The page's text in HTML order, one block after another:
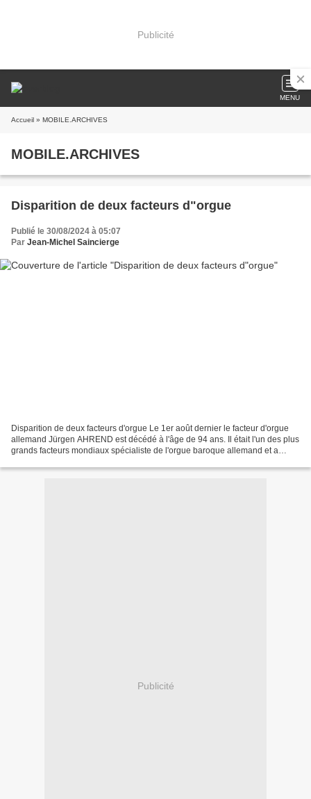
Publicité
MENU
Accueil » MOBILE.ARCHIVES
MOBILE.ARCHIVES
Disparition de deux facteurs d"orgue
Publié le 30/08/2024 à 05:07
Par Jean-Michel Saincierge
Disparition de deux facteurs d'orgue Le 1er août dernier le facteur d'orgue
allemand Jürgen AHREND est décédé à l'âge de 94 ans. Il était l'un des plus
grands facteurs mondiaux spécialiste de l'orgue baroque allemand et a
Publicité